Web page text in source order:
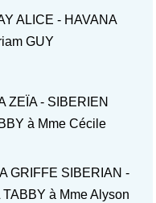
ALICE - HAVANA
GUY
ZEÏA - SIBERIEN
à Mme Cécile
GRIFFE SIBERIAN -
à Mme Alyson